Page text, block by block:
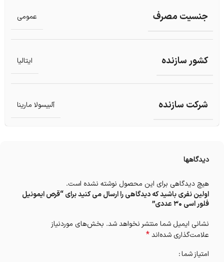
جنسیت مصرف عمومی
کشور سازنده ایتالیا
شرکت سازنده آلبیسولا مارینا
دیدگاهها
هیچ دیدگاهی برای این محصول نوشته نشده است.
اولین نفری باشید که دیدگاهی را ارسال می کنید برای “قرص ایمونیل
فلور اسی 30 عددی”
نشانی ایمیل شما منتشر نخواهد شد. بخش‌های موردنیاز
علامت‌گذاری شده‌اند*
امتیاز شما